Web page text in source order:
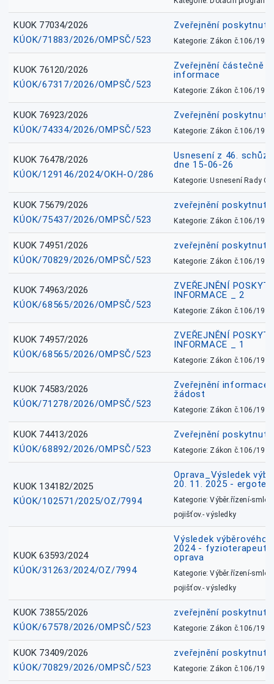
KUOK 77034/2026
KÚOK/71883/2026/OMPSČ/523
Zveřejnění
Kategorie: Zákon č.106/1999
KUOK 76120/2026
KÚOK/67317/2026/OMPSČ/523
Zveřejnění částečně
informace
Kategorie: Zákon č.106/1999
KUOK 76923/2026
KÚOK/74334/2026/OMPSČ/523
Zveřejnění
Kategorie: Zákon č.106/1999
KUOK 76478/2026
KÚOK/129146/2024/OKH-O/286
Usnesení z 46.
dne 15-06-26
Kategorie: Usnesení Rady
KUOK 75679/2026
KÚOK/75437/2026/OMPSČ/523
zveřejnění
Kategorie: Zákon č.106/1999
KUOK 74951/2026
KÚOK/70829/2026/OMPSČ/523
zveřejnění
Kategorie: Zákon č.106/1999
KUOK 74963/2026
KÚOK/68565/2026/OMPSČ/523
ZVEŘEJNĚNÍ
INFORMACE _ 2
Kategorie: Zákon č.106/1999
KUOK 74957/2026
KÚOK/68565/2026/OMPSČ/523
ZVEŘEJNĚNÍ
INFORMACE _ 1
Kategorie: Zákon č.106/1999
KUOK 74583/2026
KÚOK/71278/2026/OMPSČ/523
Zveřejnění informace
žádost
Kategorie: Zákon č.106/1999
KUOK 74413/2026
KÚOK/68892/2026/OMPSČ/523
Zveřejnění
Kategorie: Zákon č.106/1999
KUOK 134182/2025
KÚOK/102571/2025/OZ/7994
Oprava_Výsledek
20. 11. 2025 -
Kategorie: Výběr.řízení-
pojišťov.- výsledky
KUOK 63593/2024
KÚOK/31263/2024/OZ/7994
Výsledek výběrového
2024 - fyzioterapeut,
oprava
Kategorie: Výběr.řízení-
pojišťov.- výsledky
KUOK 73855/2026
KÚOK/67578/2026/OMPSČ/523
zveřejnění
Kategorie: Zákon č.106/1999
KUOK 73409/2026
KÚOK/70829/2026/OMPSČ/523
zveřejnění
Kategorie: Zákon č.106/1999